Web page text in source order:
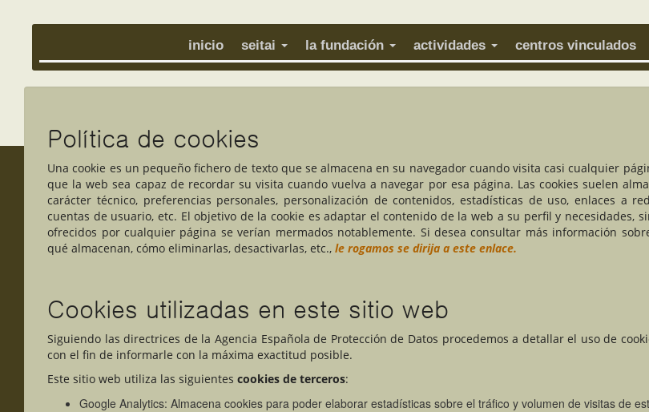
inicio seitai la fundación actividades centros vinculados
Política de cookies
Una cookie es un pequeño fichero de texto que se almacena en su navegador cuando visita casi cualquier
que la web sea capaz de recordar su visita cuando vuelva a navegar por esa página. Las cookies suelen
carácter técnico, preferencias personales, personalización de contenidos, estadísticas de uso, enlaces a
cuentas de usuario, etc. El objetivo de la cookie es adaptar el contenido de la web a su perfil y necesidades,
ofrecidos por cualquier página se verían mermados notablemente. Si desea consultar más información
qué almacenan, cómo eliminarlas, desactivarlas, etc.,le rogamos se dirija a este enlace.
Cookies utilizadas en este sitio web
Siguiendo las directrices de la Agencia Española de Protección de Datos procedemos a detallar el uso de
con el fin de informarle con la máxima exactitud posible.
Este sitio web utiliza las siguientescookies de terceros:
Google Analytics: Almacena cookies para poder elaborar estadísticas sobre el tráfico y volumen de visitas de